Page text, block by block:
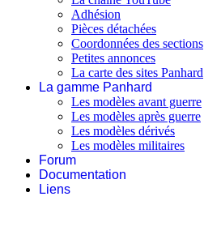
Adhésion
Pièces détachées
Coordonnées des sections
Petites annonces
La carte des sites Panhard
La gamme Panhard
Les modèles avant guerre
Les modèles après guerre
Les modèles dérivés
Les modèles militaires
Forum
Documentation
Liens